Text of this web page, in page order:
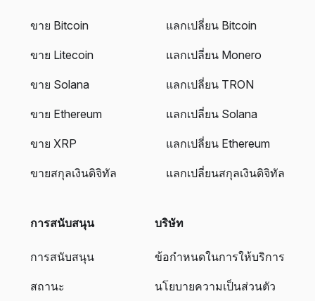
ขาย Bitcoin
ขาย Litecoin
ขาย Solana
ขาย Ethereum
ขาย XRP
ขายสกุลเงินดิจิทัล
แลกเปลี่ยน Bitcoin
แลกเปลี่ยน Monero
แลกเปลี่ยน TRON
แลกเปลี่ยน Solana
แลกเปลี่ยน Ethereum
แลกเปลี่ยนสกุลเงินดิจิทัล
การสนับสนุน
การสนับสนุน
สถานะ
บริษัท
ข้อกำหนดในการให้บริการ
นโยบายความเป็นส่วนตัว